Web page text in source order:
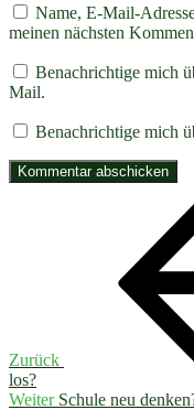
Name, E-Mail-
meinen nächsten
Benachrichtige mich
Mail.
Benachrichtige mich
Zurück
los?
Nächster
Weiter Schule neu